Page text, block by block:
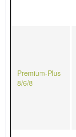
Premium-Plus
8/6/8